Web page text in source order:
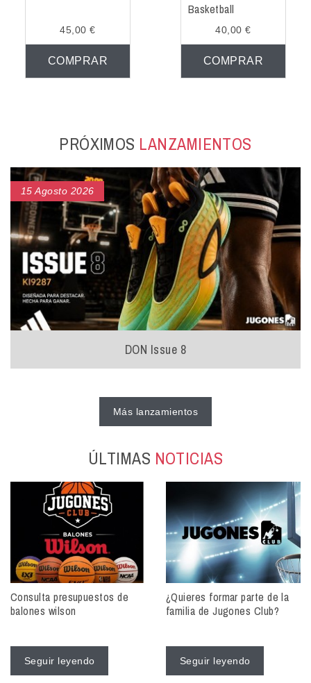
45,00 €
COMPRAR
Basketball
40,00 €
COMPRAR
PRÓXIMOS LANZAMIENTOS
15 Agosto 2026
DON Issue 8
Más lanzamientos
ÚLTIMAS NOTICIAS
Consulta presupuestos de
balones wilson
Seguir leyendo
¿Quieres formar parte de la
familia de Jugones Club?
Seguir leyendo